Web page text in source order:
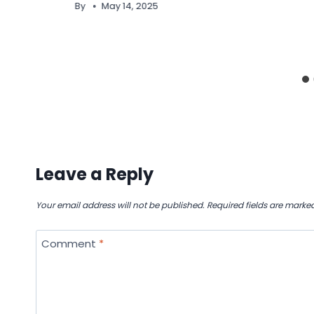
By May 14, 2025
Leave a Reply
Your email address will not be published. Required fields are
Comment *